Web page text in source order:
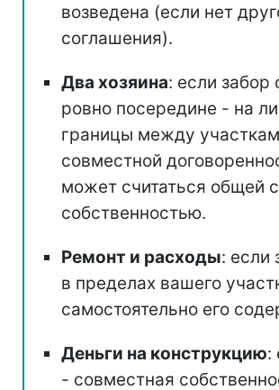
возведена (если нет
соглашения).
Два хозяина: если забор
ровно посередине - на
границы между
совместной
может считаться общей
собственностью.
Ремонт и расходы: если
в пределах вашего
самостоятельно его
Деньги на конструкцию:
- совместная